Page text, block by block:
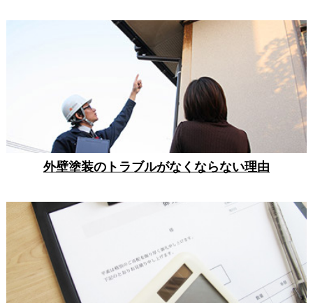
外壁塗装のトラブルがなくならない理由